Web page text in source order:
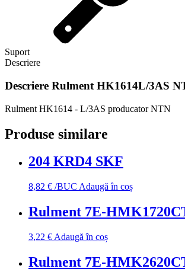
Suport
Descriere
Descriere Rulment HK1614L/3AS
Rulment HK1614 - L/3AS producator NTN
Produse similare
204 KRD4 SKF
8,82 € /BUC Adaugă în coș
Rulment 7E-
3,22 € Adaugă în coș
Rulment 7E-